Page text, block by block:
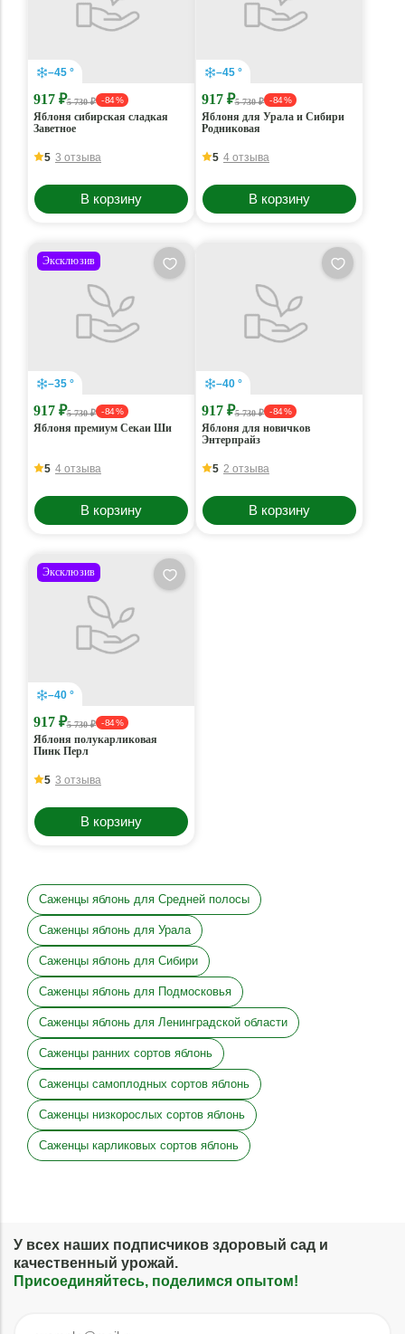
–45 °
917 ₽5 730 ₽ - 84 %
Яблоня сибирская сладкая
Заветное
5 3 отзыва
В корзину
–45 °
917 ₽5 730 ₽ - 84 %
Яблоня для Урала и Сибири
Родниковая
5 4 отзыва
В корзину
Эксклюзив
–35 °
917 ₽5 730 ₽ - 84 %
Яблоня премиум Секаи Ши
5 4 отзыва
В корзину
–40 °
917 ₽5 730 ₽ - 84 %
Яблоня для новичков
Энтерпрайз
5 2 отзыва
В корзину
Эксклюзив
–40 °
917 ₽5 730 ₽ - 84 %
Яблоня полукарликовая
Пинк Перл
5 3 отзыва
В корзину
Саженцы яблонь для Средней полосы
Саженцы яблонь для Урала
Саженцы яблонь для Сибири
Саженцы яблонь для Подмосковья
Саженцы яблонь для Ленинградской области
Саженцы ранних сортов яблонь
Саженцы самоплодных сортов яблонь
Саженцы низкорослых сортов яблонь
Саженцы карликовых сортов яблонь
У всех наших подписчиков здоровый сад и
качественный урожай.
Присоединяйтесь, поделимся опытом!